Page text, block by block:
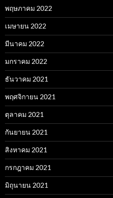
พฤษภาคม 2022
เมษายน 2022
มีนาคม 2022
มกราคม 2022
ธันวาคม 2021
พฤศจิกายน 2021
ตุลาคม 2021
กันยายน 2021
สิงหาคม 2021
กรกฎาคม 2021
มิถุนายน 2021